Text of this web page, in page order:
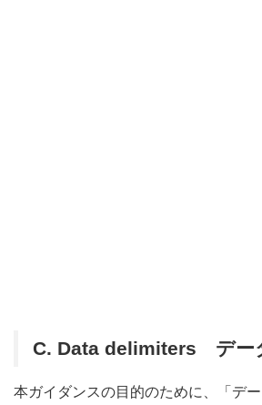
C. Data delimiters デー
本ガイダンスの目的のために、「デ